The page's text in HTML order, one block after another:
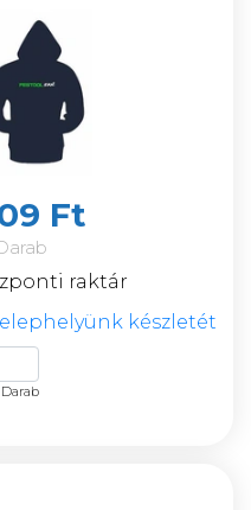
Ft
raktár
készletét
Darab